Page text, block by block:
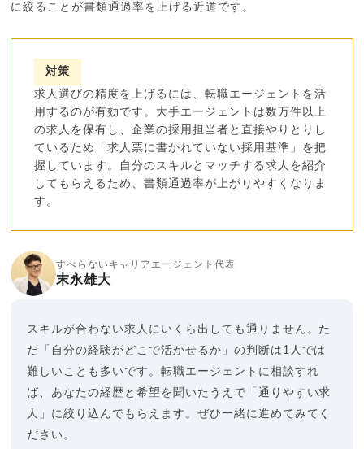
に絞ることが書類通過率を上げる近道です。
対策
求人選びの精度を上げるには、転職エージェントを活
用するのが有効です。大手エージェントは数万件以上
の求人を保有し、企業の採用担当者と直接やりとりし
ているため「求人票に書かれていない採用基準」を把
握しています。自分のスキルとマッチする求人を紹介
してもらえるため、書類通過率が上がりやすくなりま
す。
すべらないキャリアエージェント代表
末永雄大
スキルが合わない求人にいくら出しても通りません。た
だ「自分の経験がどこで活かせるか」の判断は1人では
難しいことも多いです。転職エージェントに相談すれ
ば、あなたの経歴と希望を聞いたうえで「通りやすい求
人」に絞り込んでもらえます。ぜひ一緒に進めてみてく
ださい。